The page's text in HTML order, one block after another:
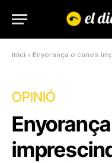
Inici » Enyorança o canvis
OPINIÓ